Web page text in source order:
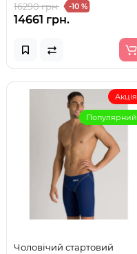
16290 грн. -10 %
14661 грн.
Акція
Популярний
Чоловічий стартовий